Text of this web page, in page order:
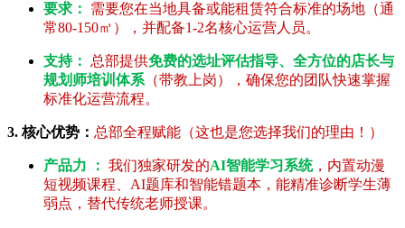
要求：
需要您在当地具备或能租赁符合标准的场地（通
常80-150㎡），并配备1-2名核心运营人员。
支持： 总部提供免费的选址评估指导、全方位的店长与
规划师培训体系 （带教上岗），确保您的团队快速掌握
标准化运营流程。
3. 核心优势： 总部全程赋能（这也是您选择我们的理由！）
产品力 ： 我们独家研发的AI智能学习系统，内置动漫
短视频课程、AI题库和智能错题本，能精准诊断学生薄
弱点，替代传统老师授课。